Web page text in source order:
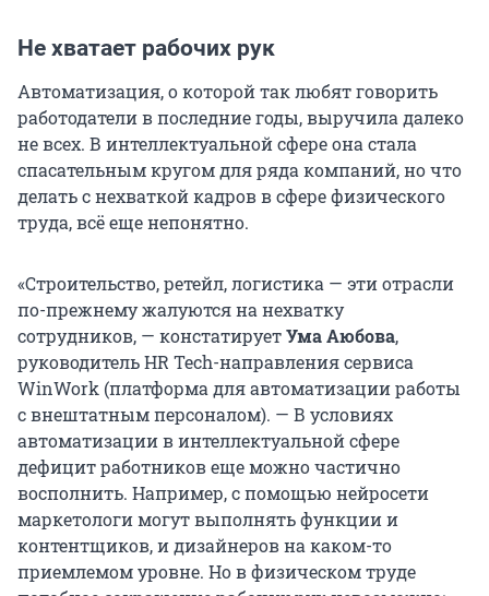
Не хватает рабочих рук
Автоматизация, о которой так любят говорить
работодатели в последние годы, выручила далеко
не всех. В интеллектуальной сфере она стала
спасательным кругом для ряда компаний, но что
делать с нехваткой кадров в сфере физического
труда, всё еще непонятно.
«Строительство, ретейл, логистика — эти отрасли
по-прежнему жалуются на нехватку
сотрудников, — констатируетУма Аюбова,
руководитель HR Tech-направления сервиса
WinWork (платформа для автоматизации работы
с внештатным персоналом). — В условиях
автоматизации в интеллектуальной сфере
дефицит работников еще можно частично
восполнить. Например, с помощью нейросети
маркетологи могут выполнять функции и
контентщиков, и дизайнеров на каком-то
приемлемом уровне. Но в физическом труде